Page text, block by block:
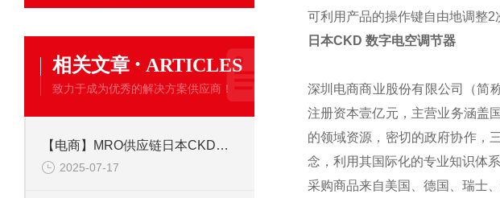
相关文章 · ARTICLES
致力于成为优秀的解决方案供应商！
【电商】MRO供应链日本CKD喜开理 电磁阀发生器单元 VSXP-T466-3-D
2025-07-17
可利用产品的操作键自由地调整2
日本CKD 数字电空调节器
深圳电商商业股份有限公司（简
注册资本壹亿元，主营业务涵盖
的领域资源，密切的政府协作，
念，利用其国际化的专业知识体
采购商品来自美国、德国、瑞士